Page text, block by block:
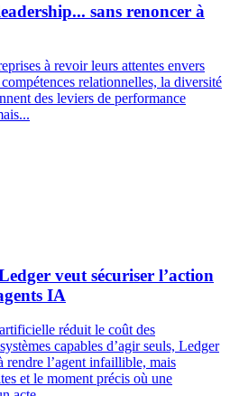
sans renoncer à
à revoir leurs attentes envers
relationnelles, la diversité
des leviers de performance
veut sécuriser l’action
IA
réduit le coût des
capables d’agir seuls, Ledger
rendre l’agent infaillible, mais
et le moment précis où une